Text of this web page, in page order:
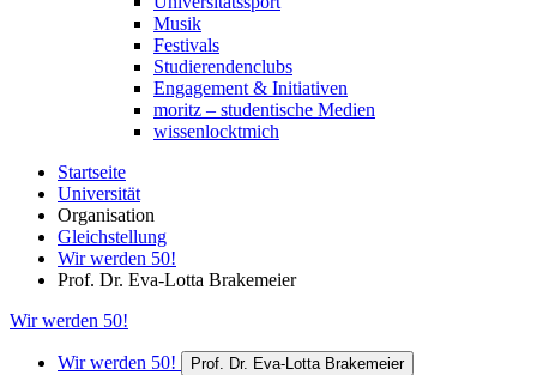
Musik
Festivals
Studierendenclubs
Engagement & Initiativen
moritz – studentische Medien
wissenlocktmich
Startseite
Universität
Organisation
Gleichstellung
Wir werden 50!
Prof. Dr. Eva-Lotta Brakemeier
Wir werden 50!
Wir werden 50! Prof. Dr. Eva-Lotta Brakemeier